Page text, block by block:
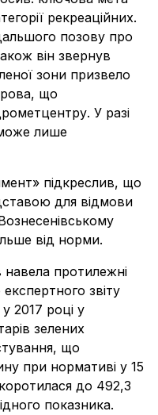
рекреаційних.
позову про
він звернув
зони призвело
що
У разі
лише
підкреслив, що
для відмови
від норми.
протилежні
звіту
2017 році у
зелених
що
при нормативі у 15
до 492,3
показника.